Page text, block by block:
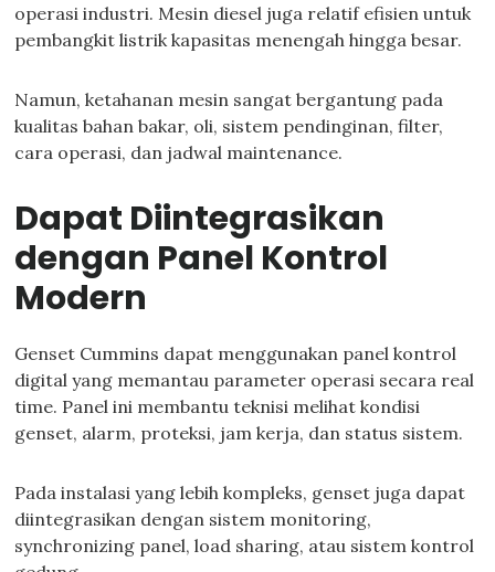
operasi industri. Mesin diesel juga relatif efisien untuk
pembangkit listrik kapasitas menengah hingga besar.
Namun, ketahanan mesin sangat bergantung pada
kualitas bahan bakar, oli, sistem pendinginan, filter,
cara operasi, dan jadwal maintenance.
Dapat Diintegrasikan
dengan Panel Kontrol
Modern
Genset Cummins dapat menggunakan panel kontrol
digital yang memantau parameter operasi secara real
time. Panel ini membantu teknisi melihat kondisi
genset, alarm, proteksi, jam kerja, dan status sistem.
Pada instalasi yang lebih kompleks, genset juga dapat
diintegrasikan dengan sistem monitoring,
synchronizing panel, load sharing, atau sistem kontrol